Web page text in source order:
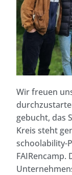
Wir freuen
gebucht, das
Kreis steht
schoolability-
FAIRencamp.